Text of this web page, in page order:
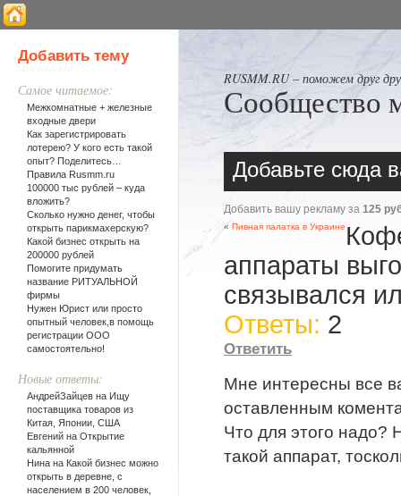
Сообщество
RUSMM.RU – поможем друг
Добавьте сюда
Добавить вашу рекламу за 125
« Пивная палатка в Украине
аппараты
связывался
Ответы: 2
Ответить
Мне интересны все
оставленным
Что для этого надо?
такой аппарат,
Добавить тему
Самое читаемое:
Межкомнатные + железные
входные двери
Как зарегистрировать
лотерею? У кого есть такой
опыт? Поделитесь…
Правила Rusmm.ru
100000 тыс рублей – куда
вложить?
Сколько нужно денег, чтобы
открыть парикмахерскую?
Какой бизнес открыть на
200000 рублей
Помогите придумать
название РИТУАЛЬНОЙ
фирмы
Нужен Юрист или просто
опытный человек,в помощь
регистрации ООО
самостоятельно!
Новые ответы:
АндрейЗайцев на Ищу
поставщика товаров из
Китая, Японии, США
Евгений на Открытие
кальянной
Нина на Какой бизнес можно
открыть в деревне, с
населением в 200 человек,